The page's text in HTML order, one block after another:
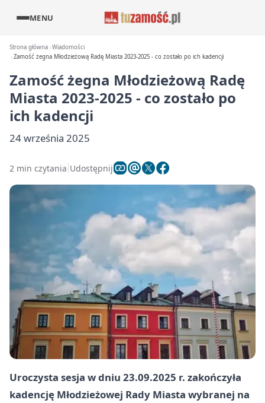
MENU
Strona główna Wiadomości
Zamość żegna Młodzieżową Radę Miasta 2023-2025 - co zostało po ich kadencji
Zamość żegna Młodzieżową Radę
Miasta 2023-2025 - co zostało po
ich kadencji
24 września 2025
2 min czytania Udostępnij
Uroczysta sesja w dniu 23.09.2025 r. zakończyła
kadencję Młodzieżowej Rady Miasta wybranej na